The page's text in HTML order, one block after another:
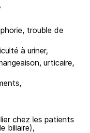
trouble de
à uriner,
urticaire,
chez les patients
biliaire),